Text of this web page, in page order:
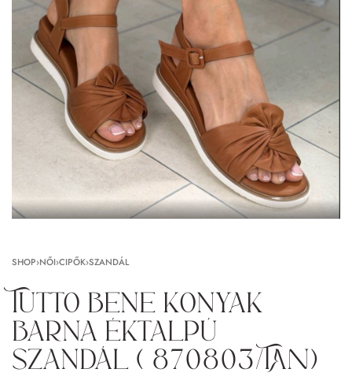
SHOP›NŐI›CIPŐK›SZANDÁL
Tutto bene konyak
barna éktalpú
szandál ( 870803/TAN)